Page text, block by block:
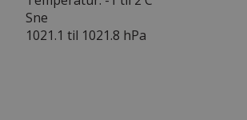
Sne
1021.1 til 1021.8 hPa